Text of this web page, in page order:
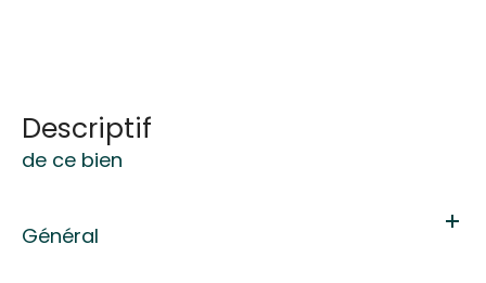
descriptif
de ce bien
Général